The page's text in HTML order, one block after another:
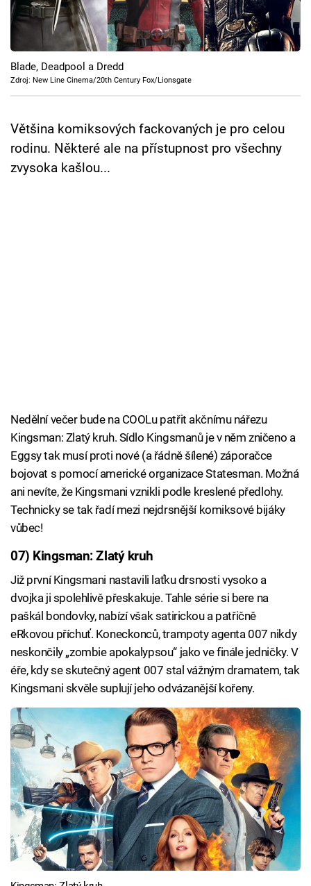
Cool Esport
Pořady
TV Program
Přihlášení
Blade, Deadpool a Dredd
Zdroj: New Line Cinema/20th Century Fox/Lionsgate
Většina komiksových fackovaných je pro celou
rodinu. Některé ale na přístupnost pro všechny
zvysoka kašlou...
Nedělní večer bude na COOLu patřit akčnímu nářezu
Kingsman: Zlatý kruh. Sídlo Kingsmanů je v něm zničeno a
Eggsy tak musí proti nové (a řádně šílené) záporačce
bojovat s pomocí americké organizace Statesman. Možná
ani nevíte, že Kingsmani vznikli podle kreslené předlohy.
Technicky se tak řadí mezi nejdrsnější komiksové bijáky
vůbec!
07) Kingsman: Zlatý kruh
Již první Kingsmani nastavili laťku drsnosti vysoko a
dvojka ji spolehlivě přeskakuje. Tahle série si bere na
paškál bondovky, nabízí však satirickou a patřičně
eRkovou příchuť. Koneckonců, trampoty agenta 007 nikdy
neskončily „zombie apokalypsou“ jako ve finále jedničky. V
éře, kdy se skutečný agent 007 stal vážným dramatem, tak
Kingsmani skvěle suplují jeho odvázanější kořeny.